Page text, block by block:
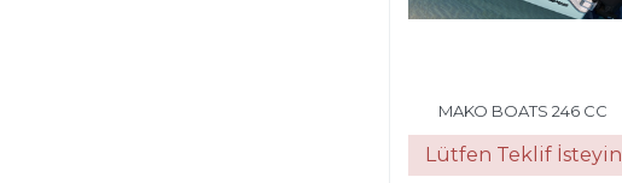
MAKO BOATS 246 CC
Lütfen Teklif İsteyin